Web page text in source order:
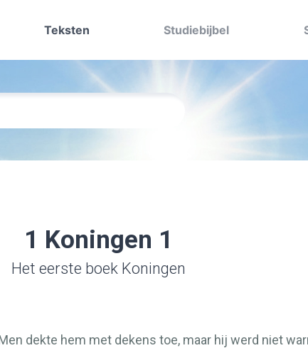
Teksten Studiebijbel
1 Koningen 1
Het eerste boek Koningen
dekte hem met dekens toe, maar hij werd niet